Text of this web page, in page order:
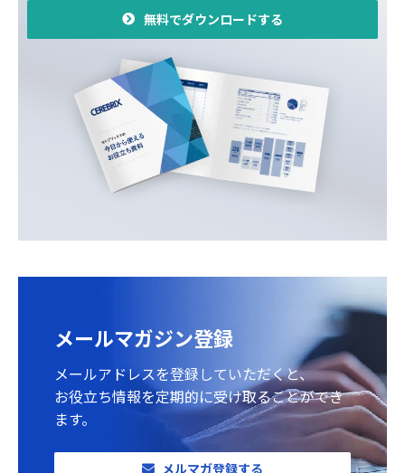
無料でダウンロードする
メールマガジン登録
メールアドレスを登録していただくと、
お役立ち情報を定期的に受け取ることができ
ます。
メルマガ登録する